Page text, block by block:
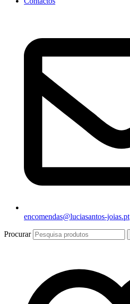
encomendas@luciasantos-joias.pt
Procurar